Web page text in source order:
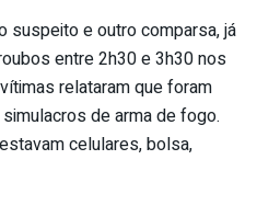
suspeito e outro comparsa, já
entre 2h30 e 3h30 nos
relataram que foram
de arma de fogo.
celulares, bolsa,